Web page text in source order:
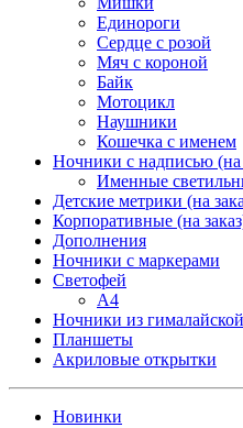
Единороги
Сердце с розой
Мяч с короной
Байк
Мотоцикл
Наушники
Кошечка с именем
Ночники с надписью (на
Именные
Детские метрики (на
Корпоративные (на
Дополнения
Ночники с маркерами
Светофей
А4
Ночники из
Планшеты
Акриловые открытки
Новинки